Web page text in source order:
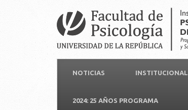
NOTICIAS INSTITUCIONAL
2024: 25 AÑOS PROGRAMA